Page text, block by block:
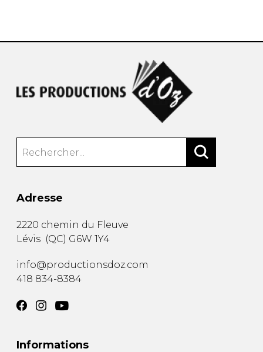
Adresse
2220 chemin du Fleuve
Lévis (QC) G6W 1Y4
info@productionsdoz.com
418 834-8384
Informations